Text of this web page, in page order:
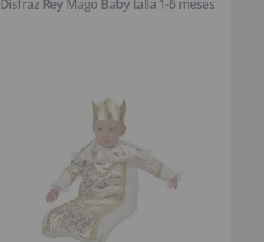
Disfraz Rey Mago Baby talla 1-6 meses